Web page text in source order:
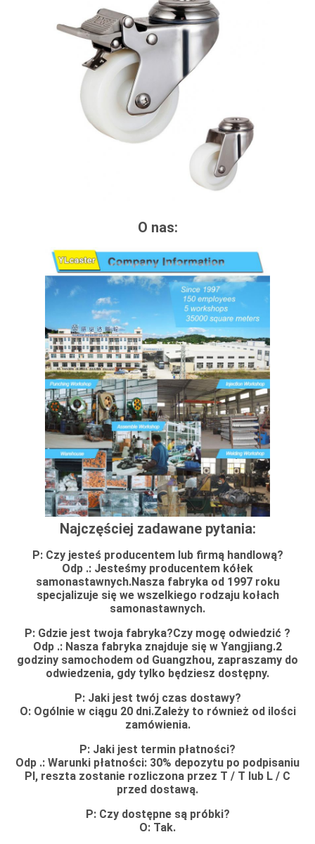
O nas:
Najczęściej zadawane pytania:
P: Czy jesteś producentem lub firmą handlową?
Odp .: Jesteśmy producentem kółek
samonastawnych.Nasza fabryka od 1997 roku
specjalizuje się we wszelkiego rodzaju kołach
samonastawnych.
P: Gdzie jest twoja fabryka?Czy mogę odwiedzić ?
Odp .: Nasza fabryka znajduje się w Yangjiang.2
godziny samochodem od Guangzhou, zapraszamy do
odwiedzenia, gdy tylko będziesz dostępny.
P: Jaki jest twój czas dostawy?
O: Ogólnie w ciągu 20 dni.Zależy to również od ilości
zamówienia.
P: Jaki jest termin płatności?
Odp .: Warunki płatności: 30% depozytu po podpisaniu
PI, reszta zostanie rozliczona przez T / T lub L / C
przed dostawą.
P: Czy dostępne są próbki?
O: Tak.